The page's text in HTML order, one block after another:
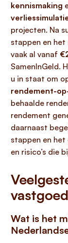
kennismaking
projecten. Na
stappen en
vaak al vanaf
SamenInGeld.
u in staat om
rendement-
behaalde
rendement
daarnaast
stappen en het
en risico’s die
Wat is het